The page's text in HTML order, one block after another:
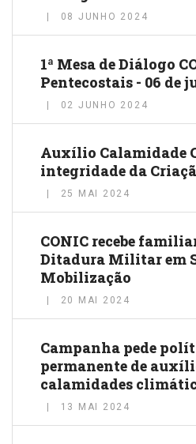
08 JUNHO 2024
1ª Mesa de Diálogo
Pentecostais - 06 de
02 JUNHO 2024
Auxílio Calamidade
integridade da
25 MAI 2024
CONIC recebe
Ditadura Militar em
Mobilização
20 MAI 2024
Campanha pede
permanente de
calamidades
13 MAI 2024